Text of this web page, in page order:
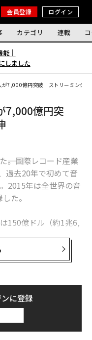
会員登録 ログイン
カテゴリ 連載
｜
しました
が7,000億円突破 ストリーミングが
7,000億円突
。国際レコード産業
過去20年で初めて音
2015年は全世界の音
た。
150億ドル（約1兆6,
億ドルの減少だが、
年に初めてデジタル
全体の売上高の45％
％増え、約67億ドル
の時点では、デジタ
ドルだったが、その
に普及し市場を拡大
に登録